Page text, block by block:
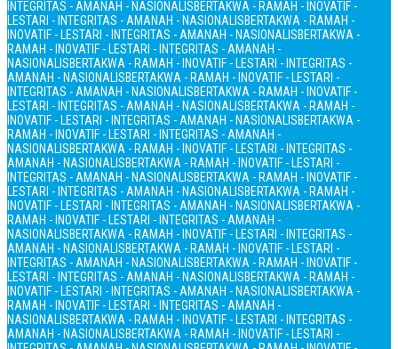
INTEGRITAS - AMANAH - NASIONALISBERTAKWA - RAMAH - INOVATIF -
LESTARI - INTEGRITAS - AMANAH - NASIONALISBERTAKWA - RAMAH -
INOVATIF - LESTARI - INTEGRITAS - AMANAH - NASIONALISBERTAKWA -
RAMAH - INOVATIF - LESTARI - INTEGRITAS - AMANAH -
NASIONALISBERTAKWA - RAMAH - INOVATIF - LESTARI - INTEGRITAS -
AMANAH - NASIONALISBERTAKWA - RAMAH - INOVATIF - LESTARI -
INTEGRITAS - AMANAH - NASIONALISBERTAKWA - RAMAH - INOVATIF -
LESTARI - INTEGRITAS - AMANAH - NASIONALISBERTAKWA - RAMAH -
INOVATIF - LESTARI - INTEGRITAS - AMANAH - NASIONALISBERTAKWA -
RAMAH - INOVATIF - LESTARI - INTEGRITAS - AMANAH -
NASIONALISBERTAKWA - RAMAH - INOVATIF - LESTARI - INTEGRITAS -
AMANAH - NASIONALISBERTAKWA - RAMAH - INOVATIF - LESTARI -
INTEGRITAS - AMANAH - NASIONALISBERTAKWA - RAMAH - INOVATIF -
LESTARI - INTEGRITAS - AMANAH - NASIONALISBERTAKWA - RAMAH -
INOVATIF - LESTARI - INTEGRITAS - AMANAH - NASIONALISBERTAKWA -
RAMAH - INOVATIF - LESTARI - INTEGRITAS - AMANAH -
NASIONALISBERTAKWA - RAMAH - INOVATIF - LESTARI - INTEGRITAS -
AMANAH - NASIONALISBERTAKWA - RAMAH - INOVATIF - LESTARI -
INTEGRITAS - AMANAH - NASIONALISBERTAKWA - RAMAH - INOVATIF -
LESTARI - INTEGRITAS - AMANAH - NASIONALISBERTAKWA - RAMAH -
INOVATIF - LESTARI - INTEGRITAS - AMANAH - NASIONALISBERTAKWA -
RAMAH - INOVATIF - LESTARI - INTEGRITAS - AMANAH -
NASIONALISBERTAKWA - RAMAH - INOVATIF - LESTARI - INTEGRITAS -
AMANAH - NASIONALISBERTAKWA - RAMAH - INOVATIF - LESTARI -